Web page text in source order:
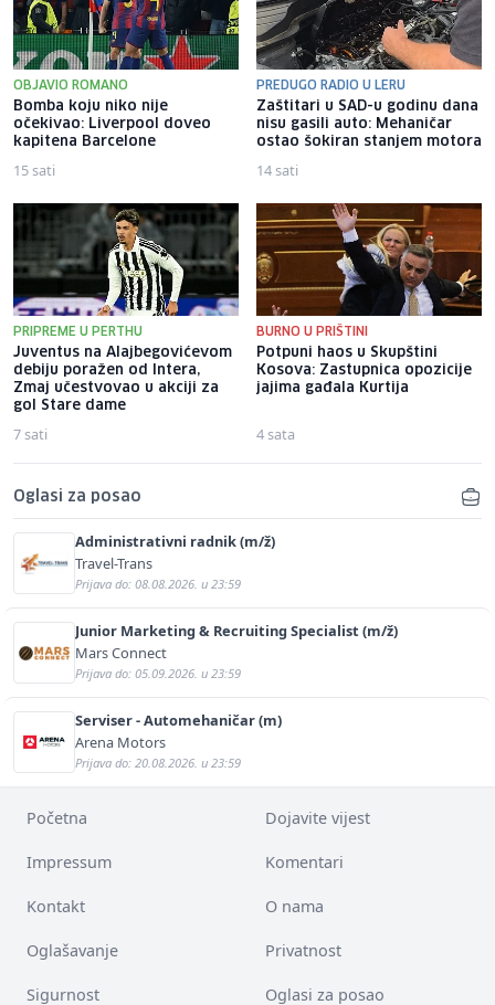
OBJAVIO ROMANO
Bomba koju niko nije
očekivao: Liverpool doveo
kapitena Barcelone
15 sati
PREDUGO RADIO U LERU
Zaštitari u SAD-u godinu dana
nisu gasili auto: Mehaničar
ostao šokiran stanjem motora
14 sati
PRIPREME U PERTHU
Juventus na Alajbegovićevom
debiju poražen od Intera,
Zmaj učestvovao u akciji za
gol Stare dame
7 sati
BURNO U PRIŠTINI
Potpuni haos u Skupštini
Kosova: Zastupnica opozicije
jajima gađala Kurtija
4 sata
Oglasi za posao
Administrativni radnik (m/ž)
Travel-Trans
Prijava do: 08.08.2026. u 23:59
Junior Marketing & Recruiting Specialist (m/ž)
Mars Connect
Prijava do: 05.09.2026. u 23:59
Serviser - Automehaničar (m)
Arena Motors
Prijava do: 20.08.2026. u 23:59
Početna Dojavite vijest
Impressum Komentari
Kontakt O nama
Oglašavanje Privatnost
Sigurnost Oglasi za posao